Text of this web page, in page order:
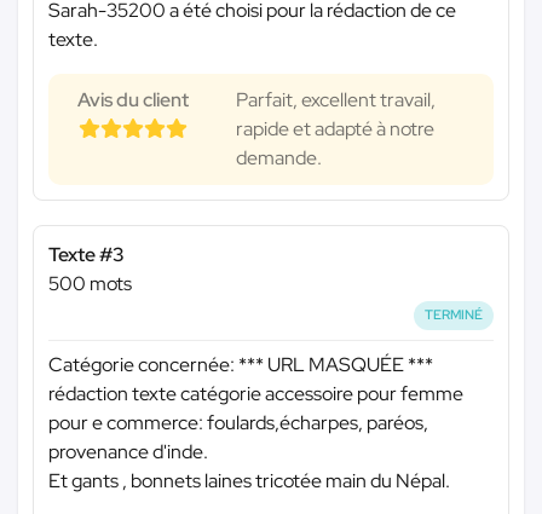
Sarah-35200 a été choisi pour la rédaction de ce
texte.
Avis du client
Parfait, excellent travail,
rapide et adapté à notre
demande.
Texte #3
500 mots
TERMINÉ
Catégorie concernée: *** URL MASQUÉE ***
rédaction texte catégorie accessoire pour femme
pour e commerce: foulards,écharpes, paréos,
provenance d'inde.
Et gants , bonnets laines tricotée main du Népal.